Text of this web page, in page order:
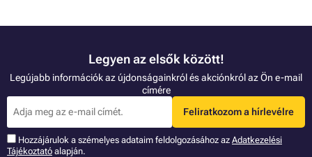
Legyen az elsők között!
Legújabb információk az újdonságainkról és akciónkról az Ön e-mail
címére
Feliratkozom a hírlevélre
Hozzájárulok a szémelyes adataim feldolgozásához az Adatkezelési
Tájékoztató alapján.